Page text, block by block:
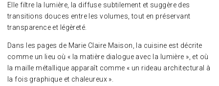
Elle filtre la lumière, la diffuse subtilement et suggère des
transitions douces entre les volumes, tout en préservant
transparence et légèreté.
Dans les pages de Marie Claire Maison, la cuisine est décrite
comme un lieu où « la matière dialogue avec la lumière », et où
la maille métallique apparaît comme « un rideau architectural à
la fois graphique et chaleureux ».